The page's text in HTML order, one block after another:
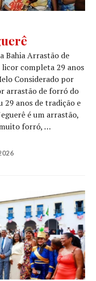
Bahia Arrastão de
completa 29 anos
Considerado por
arrastão de forró do
29 anos de tradição e
é um arrastão,
forró, …
Jeguerê